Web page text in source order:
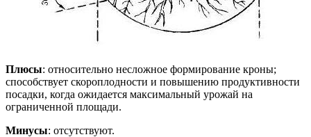
Плюсы: относительно несложное формирование кроны;
способствует скороплодности и повышению продуктивности
посадки, когда ожидается максимальный урожай на
ограниченной площади.
Минусы: отсутствуют.